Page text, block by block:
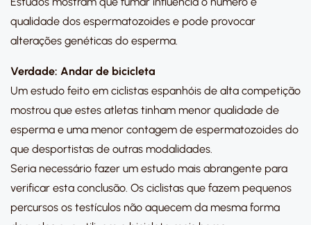
qualidade dos espermatozoides e pode provocar
alterações genéticas do esperma.
Verdade: Andar de bicicleta
Um estudo feito em ciclistas espanhóis de alta competição
mostrou que estes atletas tinham menor qualidade de
esperma e uma menor contagem de espermatozoides do
que desportistas de outras modalidades.
Seria necessário fazer um estudo mais abrangente para
verificar esta conclusão. Os ciclistas que fazem pequenos
percursos os testículos não aquecem da mesma forma